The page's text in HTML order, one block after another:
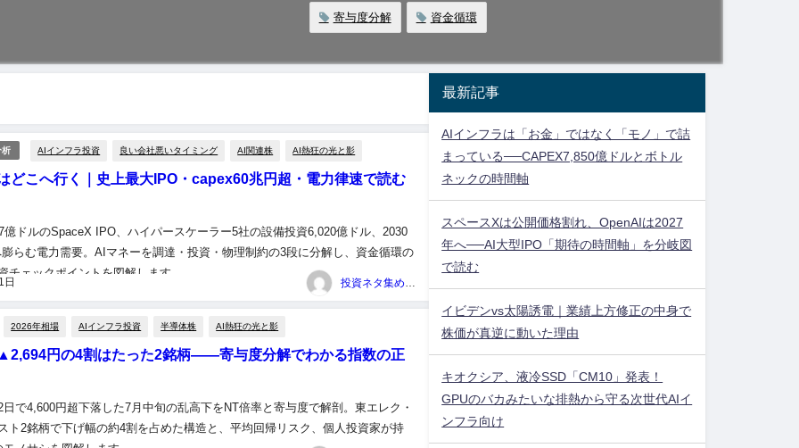
寄与度分解 資金循環
析 AIインフラ投資 良い会社悪いタイミング AI関連株 AI熱狂の光と影
どこへ行く｜史上最大IPO・capex60兆円超・電力律速で読む
日
億ドルのSpaceX IPO、ハイパースケーラー5社の設備投資6,020億ドル、2030
らむ電力需要。AIマネーを調達・投資・物理制約の3段に分解し、資金循環の
チェックポイントを図解します。...
投資ネタ集めておいたのだ！管理人
2026年相場 AIインフラ投資 半導体株 AI熱狂の光と影
円の4割はたった2銘柄——寄与度分解でわかる指数の正
で4,600円超下落した7月中旬の乱高下をNT倍率と寄与度で解剖。東エレク・
ト2銘柄で下げ幅の約4割を占めた構造と、平均回帰リスク、個人投資家が持
最新記事
AIインフラは「お金」ではなく「モノ」で詰
まっている──CAPEX7,850億ドルとボトル
ネックの時間軸
スペースXは公開価格割れ、OpenAIは2027
年へ──AI大型IPO「期待の時間軸」を分岐図
で読む
イビデンvs太陽誘電｜業績上方修正の中身で
株価が真逆に動いた理由
キオクシア、液冷SSD「CM10」発表！
GPUのバカみたいな排熱から守る次世代AIイ
ンフラ向け